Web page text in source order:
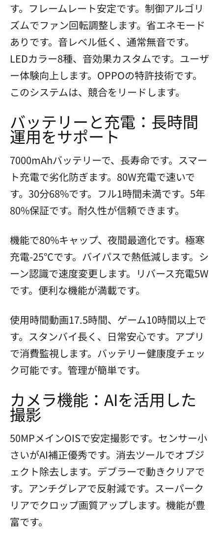
す。フレームレート安定です。制御アルゴリ
ズムでファン回転調整します。省エネモード
ありです。音レベル低く、通常無音です。
LEDカラー8種、音効果カスタムです。ユーザ
ー体験向上します。OPPOの特許技術です。
このシステムは、競合をリードします。
バッテリーと充電：長時間
運用をサポート
7000mAhバッテリーで、長寿命です。スマー
ト充電で劣化防ぎます。80W充電で速いで
す。30分68%です。フル1時間未満です。5年
80%保証です。耐久性が信頼できます。
機能で80%キャップ、夜間最適化です。極寒
充電-25℃です。バイパスで熱低減します。シ
ーン認識で速度変更します。リバース充電5W
です。便利な機能が満載です。
使用時間動画17.5時間、ゲーム10時間以上で
す。スタンバイ長く、日常安心です。アプリ
で消費監視します。バッテリー健康度チェッ
ク可能です。管理が簡単です。
カメラ機能：AIを活用した
撮影
50MPメインOISで安定撮影です。センサー小
さいがAI補正優秀です。消去ツールでオブジ
ェクト除去します。デブラーで動きクリアで
す。アンチグレアで反射減です。スーパーク
リアでクロップ画質アップします。機能が豊
富です。